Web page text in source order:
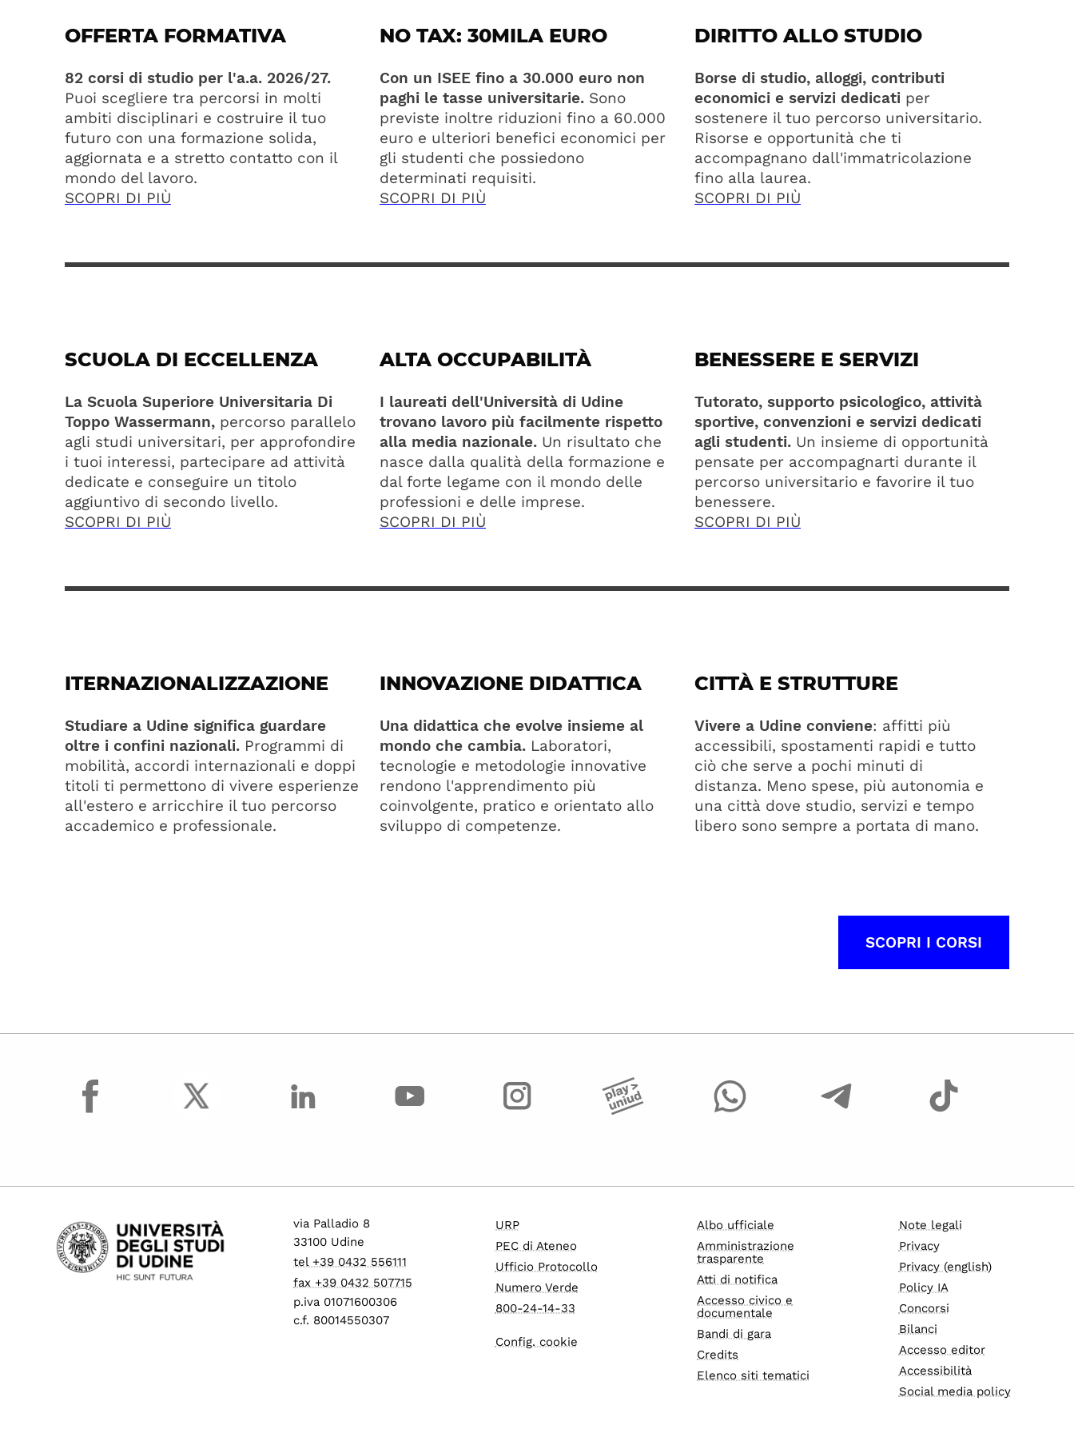
OFFERTA FORMATIVA
82 corsi di studio per l'a.a. 2026/27.
Puoi scegliere tra percorsi in molti
ambiti disciplinari e costruire il tuo
futuro con una formazione solida,
aggiornata e a stretto contatto con il
mondo del lavoro.
SCOPRI DI PIÙ
NO TAX: 30MILA EURO
Con un ISEE fino a 30.000 euro non
paghi le tasse universitarie. Sono
previste inoltre riduzioni fino a 60.000
euro e ulteriori benefici economici per
gli studenti che possiedono
determinati requisiti.
SCOPRI DI PIÙ
DIRITTO ALLO STUDIO
Borse di studio, alloggi, contributi
economici e servizi dedicati per
sostenere il tuo percorso universitario.
Risorse e opportunità che ti
accompagnano dall'immatricolazione
fino alla laurea.
SCOPRI DI PIÙ
SCUOLA DI ECCELLENZA
La Scuola Superiore Universitaria Di
Toppo Wassermann, percorso parallelo
agli studi universitari, per approfondire
i tuoi interessi, partecipare ad attività
dedicate e conseguire un titolo
aggiuntivo di secondo livello.
SCOPRI DI PIÙ
ALTA OCCUPABILITÀ
I laureati dell'Università di Udine
trovano lavoro più facilmente rispetto
alla media nazionale. Un risultato che
nasce dalla qualità della formazione e
dal forte legame con il mondo delle
professioni e delle imprese.
SCOPRI DI PIÙ
BENESSERE E SERVIZI
Tutorato, supporto psicologico, attività
sportive, convenzioni e servizi dedicati
agli studenti. Un insieme di opportunità
pensate per accompagnarti durante il
percorso universitario e favorire il tuo
benessere.
SCOPRI DI PIÙ
ITERNAZIONALIZZAZIONE
Studiare a Udine significa guardare
oltre i confini nazionali. Programmi di
mobilità, accordi internazionali e doppi
titoli ti permettono di vivere esperienze
all'estero e arricchire il tuo percorso
accademico e professionale.
INNOVAZIONE DIDATTICA
Una didattica che evolve insieme al
mondo che cambia. Laboratori,
tecnologie e metodologie innovative
rendono l'apprendimento più
coinvolgente, pratico e orientato allo
sviluppo di competenze.
CITTÀ E STRUTTURE
Vivere a Udine conviene: affitti più
accessibili, spostamenti rapidi e tutto
ciò che serve a pochi minuti di
distanza. Meno spese, più autonomia e
una città dove studio, servizi e tempo
libero sono sempre a portata di mano.
SCOPRI I CORSI
facebook
via Palladio 8
33100 Udine
tel +39 0432 556111
fax +39 0432 507715
p.iva 01071600306
c.f. 80014550307
URP
PEC di Ateneo
Ufficio Protocollo
Numero Verde
800-24-14-33
Config. cookie
Albo ufficiale
Amministrazione
trasparente
Atti di notifica
Accesso civico e
documentale
Bandi di gara
Credits
Elenco siti tematici
Note legali
Privacy
Privacy (english)
Policy IA
Concorsi
Bilanci
Accesso editor
Accessibilità
Social media policy